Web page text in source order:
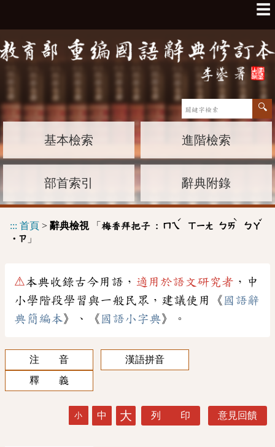
☰
基本檢索 進階檢索
部首索引 辭典附錄
::: 首頁 > 辭典檢視「 梅香拜把子 : ㄇㄟ
ˊ
ㄒㄧㄤ ㄅㄞ
ˋ
ㄅㄚ
ˇ
˙ㄗ 」
⚠本典收錄古今用語， 適用於語文研究者 ，中
小學階段學習與一般民眾，建議使用《 國語辭
典簡編本》、《 國語小字典》。
注 音
漢語拼音
釋 義
小 中 大 列 印 意見回饋